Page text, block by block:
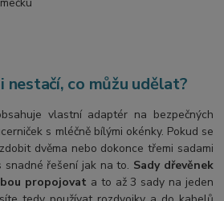
nestačí, co můžu udělat?
vlastní adaptér na bezpečných
s mléčně bílými okénky. Pokud se
dvěma nebo dokonce třemi sadami
snadné řešení jak na to. Sady dřevěnek
propojovat a to až 3 sady na jeden